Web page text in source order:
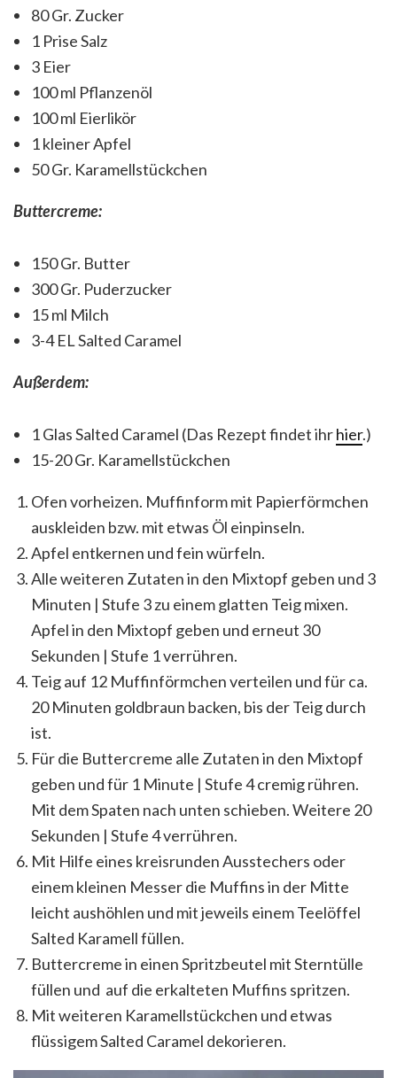
80 Gr. Zucker
1 Prise Salz
3 Eier
100 ml Pflanzenöl
100 ml Eierlikör
1 kleiner Apfel
50 Gr. Karamellstückchen
Buttercreme:
150 Gr. Butter
300 Gr. Puderzucker
15 ml Milch
3-4 EL Salted Caramel
Außerdem:
1 Glas Salted Caramel (Das Rezept findet ihrhier.)
15-20 Gr. Karamellstückchen
Ofen vorheizen. Muffinform mit Papierförmchen
auskleiden bzw. mit etwas Öl einpinseln.
Apfel entkernen und fein würfeln.
Alle weiteren Zutaten in den Mixtopf geben und 3
Minuten | Stufe 3 zu einem glatten Teig mixen.
Apfel in den Mixtopf geben und erneut 30
Sekunden | Stufe 1 verrühren.
Teig auf 12 Muffinförmchen verteilen und für ca.
20 Minuten goldbraun backen, bis der Teig durch
ist.
Für die Buttercreme alle Zutaten in den Mixtopf
geben und für 1 Minute | Stufe 4 cremig rühren.
Mit dem Spaten nach unten schieben. Weitere 20
Sekunden | Stufe 4 verrühren.
Mit Hilfe eines kreisrunden Ausstechers oder
einem kleinen Messer die Muffins in der Mitte
leicht aushöhlen und mit jeweils einem Teelöffel
Salted Karamell füllen.
Buttercreme in einen Spritzbeutel mit Sterntülle
füllen und auf die erkalteten Muffins spritzen.
Mit weiteren Karamellstückchen und etwas
flüssigem Salted Caramel dekorieren.